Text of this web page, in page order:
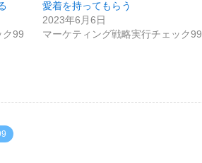
ク99
愛着を持ってもらう
2023年6月6日
マーケティング戦略実行チェック99